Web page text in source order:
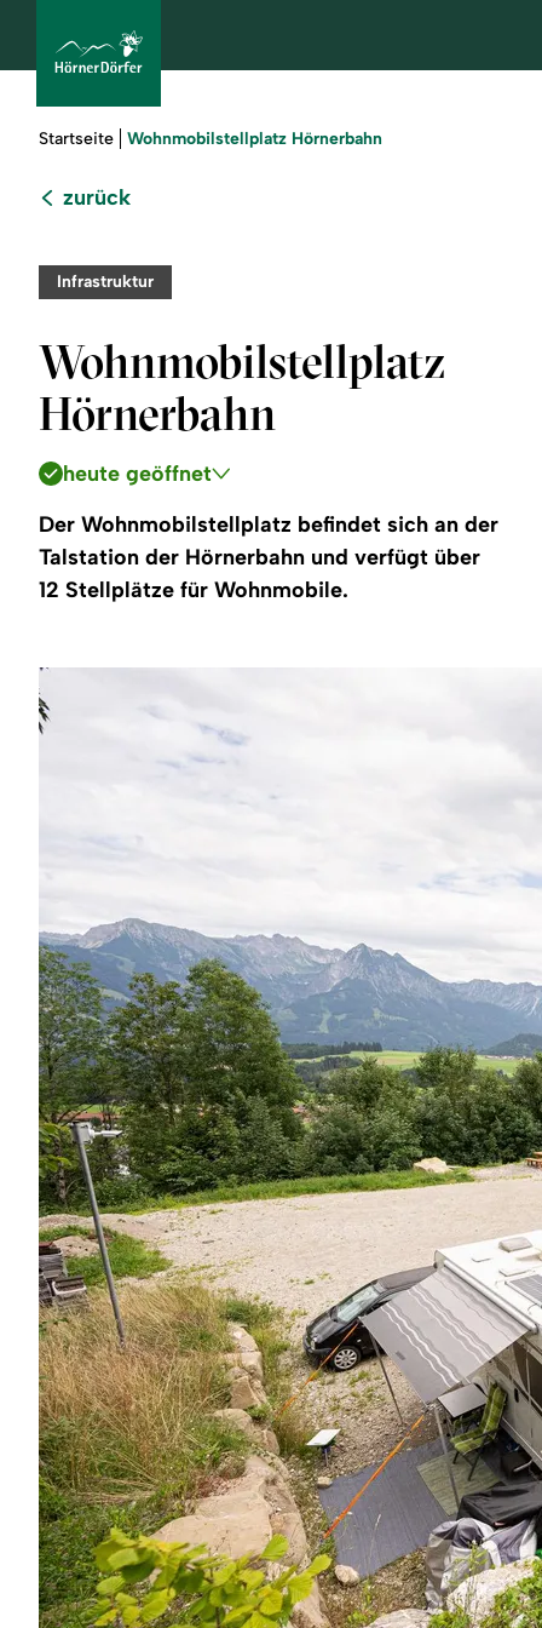
buchen
Sommer
Winter
Region
Sie
Startseite Wohnmobilstellplatz Hörnerbahn
zurück
Infrastruktur
Wohnmobilstellplatz
Hörnerbahn
heute geöffnet
Der Wohnmobilstellplatz befindet sich an der
Talstation der Hörnerbahn und verfügt über
12 Stellplätze für Wohnmobile.